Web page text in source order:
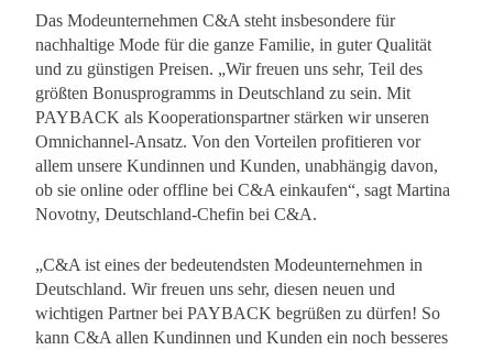
Das Modeunternehmen C&A steht insbesondere für
nachhaltige Mode für die ganze Familie, in guter Qualität
und zu günstigen Preisen. „Wir freuen uns sehr, Teil des
größten Bonusprogramms in Deutschland zu sein. Mit
PAYBACK als Kooperationspartner stärken wir unseren
Omnichannel-Ansatz. Von den Vorteilen profitieren vor
allem unsere Kundinnen und Kunden, unabhängig davon,
ob sie online oder offline bei C&A einkaufen“, sagt Martina
Novotny, Deutschland-Chefin bei C&A.
„C&A ist eines der bedeutendsten Modeunternehmen in
Deutschland. Wir freuen uns sehr, diesen neuen und
wichtigen Partner bei PAYBACK begrüßen zu dürfen! So
kann C&A allen Kundinnen und Kunden ein noch besseres